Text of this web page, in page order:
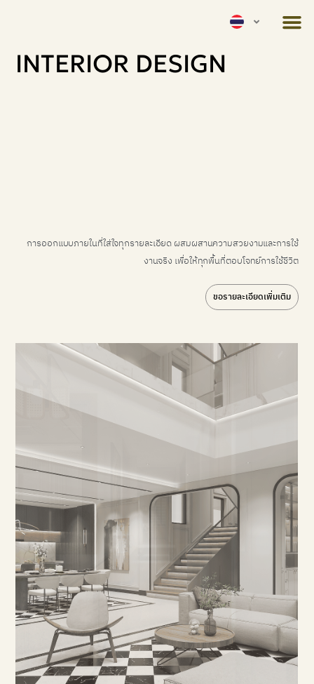
INTERIOR DESIGN
การออกแบบภายในที่ใส่ใจทุกรายละเอียด ผสมผสานความสวยงามและการใช้
งานจริง เพื่อให้ทุกพื้นที่ตอบโจทย์การใช้ชีวิต
ขอรายละเอียดเพิ่มเติม